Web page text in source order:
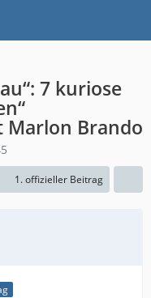
7 kuriose
Marlon Brando
1. offizieller Beitrag